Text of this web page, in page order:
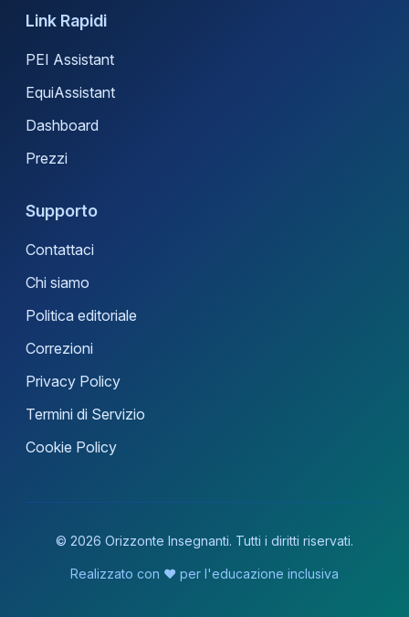
Link Rapidi
PEI Assistant
EquiAssistant
Dashboard
Prezzi
Supporto
Contattaci
Chi siamo
Politica editoriale
Correzioni
Privacy Policy
Termini di Servizio
Cookie Policy
© 2026 Orizzonte Insegnanti. Tutti i diritti riservati.
Realizzato con ❤️ per l'educazione inclusiva